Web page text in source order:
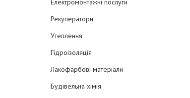
Електромонтажні послуги
Рекуператори
Утеплення
Гідроізоляція
Лакофарбові матеріали
Будівельна хімія